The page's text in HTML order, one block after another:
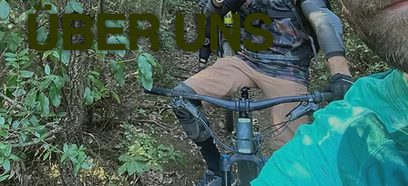
ÜBER UNS